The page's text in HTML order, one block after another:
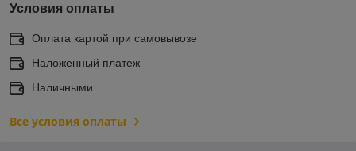
Условия оплаты
Оплата картой при самовывозе
Наложенный платеж
Наличными
Все условия оплаты